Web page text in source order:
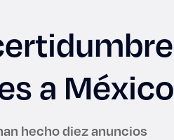
a México
hecho diez anuncios